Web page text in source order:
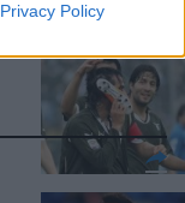
Privacy Policy